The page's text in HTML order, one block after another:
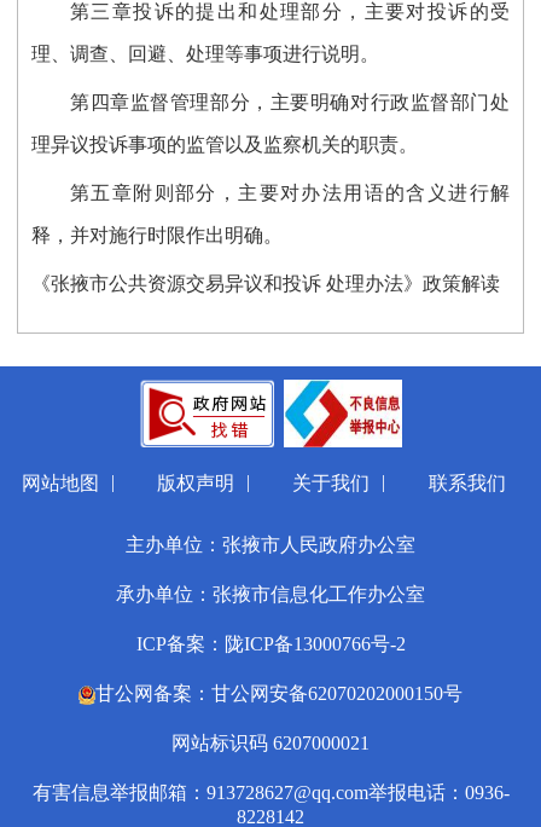
第三章投诉的提出和处理部分，主要对投诉的受
理、调查、回避、处理等事项进行说明 。
第四章监督管理部分，主要明确对行政监督部门处
理异议投诉事项的监管以及监察机关的职责。
第五章附则部分，主要对办法用语的含义进行解
释，并对施行时限作出明确。
《张掖市公共资源交易异议和投诉 处理办法》政策解读
网站地图 | 版权声明 | 关于我们 | 联系我们
主办单位：张掖市人民政府办公室
承办单位：张掖市信息化工作办公室
ICP备案：陇ICP备13000766号-2
甘公网备案：甘公网安备62070202000150号
网站标识码 6207000021
有害信息举报邮箱：913728627@qq.com举报电话：0936-
8228142